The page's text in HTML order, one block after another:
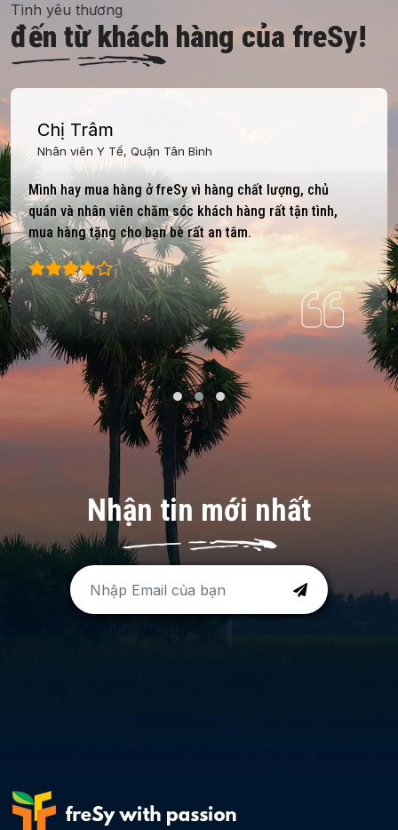
Tình yêu thương
đến từ khách hàng của freSy!
Chị Trâm
Nhân viên Y Tế, Quận Tân Bình
Mình hay mua hàng ở freSy vì hàng chất lượng, chủ
quán và nhân viên chăm sóc khách hàng rất tận tình,
mua hàng tặng cho bạn bè rất an tâm.
Nhận tin mới nhất